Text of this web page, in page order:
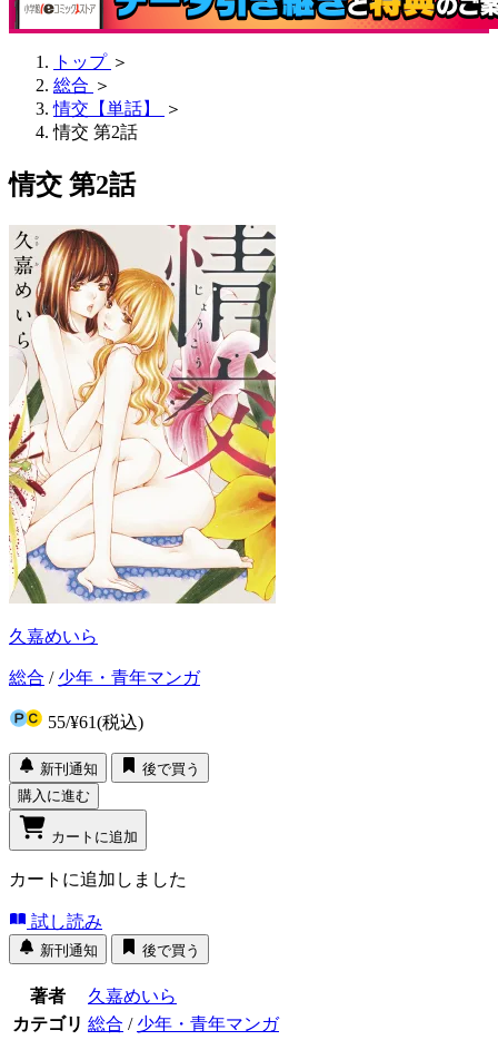
トップ ＞
総合 ＞
情交【単話】
＞
情交 第2話
情交 第2話
久嘉めいら
総合 / 少年・青年マンガ
55/¥61(税込)
新刊通知
後で買う
購入に進む
カートに追加
カートに追加しました
試し読み
新刊通知 後で買う
著者
久嘉めいら
カテゴリ 総合 / 少年・青年マンガ